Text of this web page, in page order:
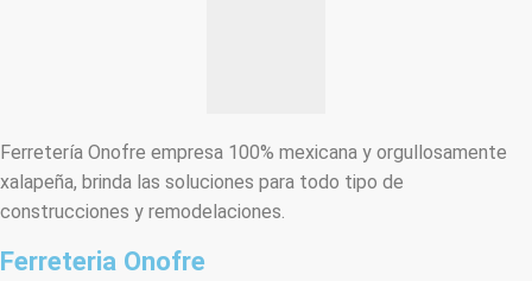
Ferretería Onofre empresa 100% mexicana y orgullosamente
xalapeña, brinda las soluciones para todo tipo de
construcciones y remodelaciones.
Ferreteria Onofre